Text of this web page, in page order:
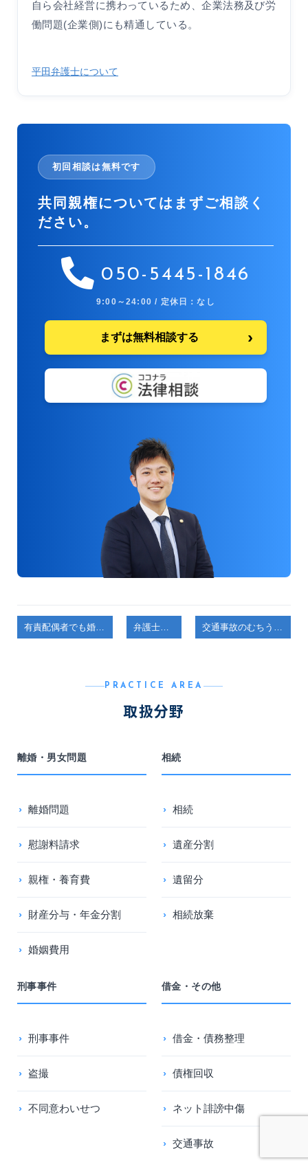
自ら会社経営に携わっているため、企業法務及び労
働問題(企業側)にも精通している。
平田弁護士について
初回相談は無料です
共同親権についてはまずご相談く
ださい。
050-5445-1846
9:00～24:00 / 定休日：なし
まずは無料相談する
有責配偶者でも婚姻費用を請求できる？払わなくていい？ 弁護士コラム 交通事故のむちうちで半年通院した場合の慰謝料はいくら？
PRACTICE AREA
取扱分野
離婚・男女問題
離婚問題
慰謝料請求
親権・養育費
財産分与・年金分割
婚姻費用
相続
相続
遺産分割
遺留分
相続放棄
刑事事件
刑事事件
盗撮
不同意わいせつ
借金・その他
借金・債務整理
債権回収
ネット誹謗中傷
交通事故